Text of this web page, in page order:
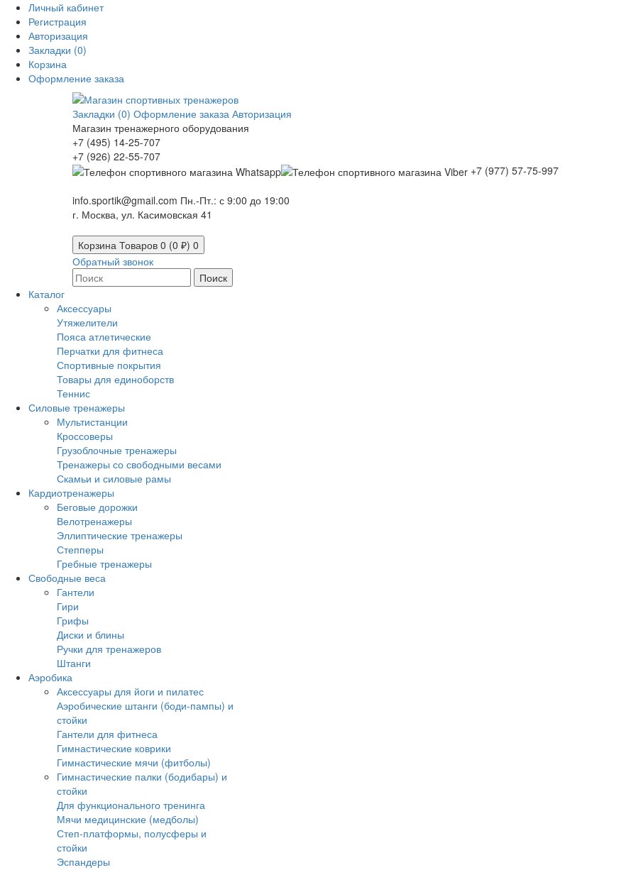
Личный кабинет
Регистрация
Авторизация
Закладки (0)
Корзина
Оформление заказа
Закладки (0) Оформление заказа Авторизация
Магазин тренажерного оборудования
+7 (495) 14-25-707
+7 (926) 22-55-707
+7 (977) 57-75-997
info.sportik@gmail.com Пн.-Пт.: с 9:00 до 19:00
г. Москва, ул. Касимовская 41
Корзина Товаров 0 (0 ₽) 0
Обратный звонок
Поиск
Каталог
Аксессуары
Утяжелители
Пояса атлетические
Перчатки для фитнеса
Спортивные покрытия
Товары для единоборств
Теннис
Силовые тренажеры
Мультистанции
Кроссоверы
Грузоблочные тренажеры
Тренажеры со свободными весами
Скамьи и силовые рамы
Кардиотренажеры
Беговые дорожки
Велотренажеры
Эллиптические тренажеры
Степперы
Гребные тренажеры
Свободные веса
Гантели
Гири
Грифы
Диски и блины
Ручки для тренажеров
Штанги
Аэробика
Аксессуары для йоги и пилатес
Аэробические штанги (боди-пампы) и
стойки
Гантели для фитнеса
Гимнастические коврики
Гимнастические мячи (фитболы)
Гимнастические палки (бодибары) и
стойки
Для функционального тренинга
Мячи медицинские (медболы)
Степ-платформы, полусферы и
стойки
Эспандеры